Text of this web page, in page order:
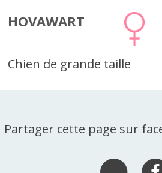
HOVAWART
Chien de grande taille
Partager cette page sur